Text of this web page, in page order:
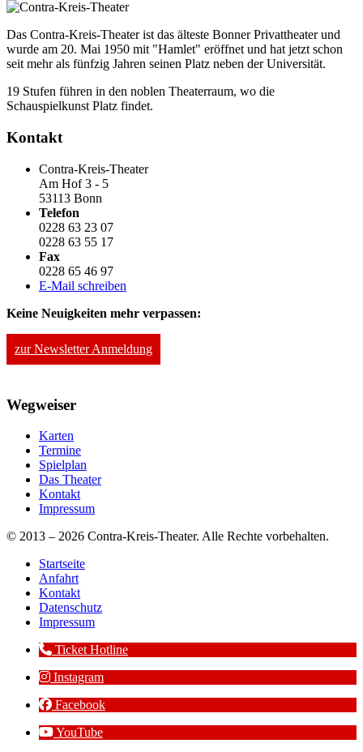
Das Contra-Kreis-Theater ist das älteste Bonner Privattheater und
wurde am 20. Mai 1950 mit "Hamlet" eröffnet und hat jetzt schon
seit mehr als fünfzig Jahren seinen Platz neben der Universität.
19 Stufen führen in den noblen Theaterraum, wo die
Schauspielkunst Platz findet.
Kontakt
Contra-Kreis-Theater
Am Hof 3 - 5
53113 Bonn
Telefon
0228 63 23 07
0228 63 55 17
Fax
0228 65 46 97
E-Mail schreiben
Keine Neuigkeiten mehr verpassen:
zur Newsletter Anmeldung
Wegweiser
Karten
Termine
Spielplan
Das Theater
Kontakt
Impressum
© 2013 – 2026 Contra-Kreis-Theater. Alle Rechte vorbehalten.
Startseite
Anfahrt
Kontakt
Datenschutz
Impressum
Ticket Hotline
Instagram
Facebook
YouTube